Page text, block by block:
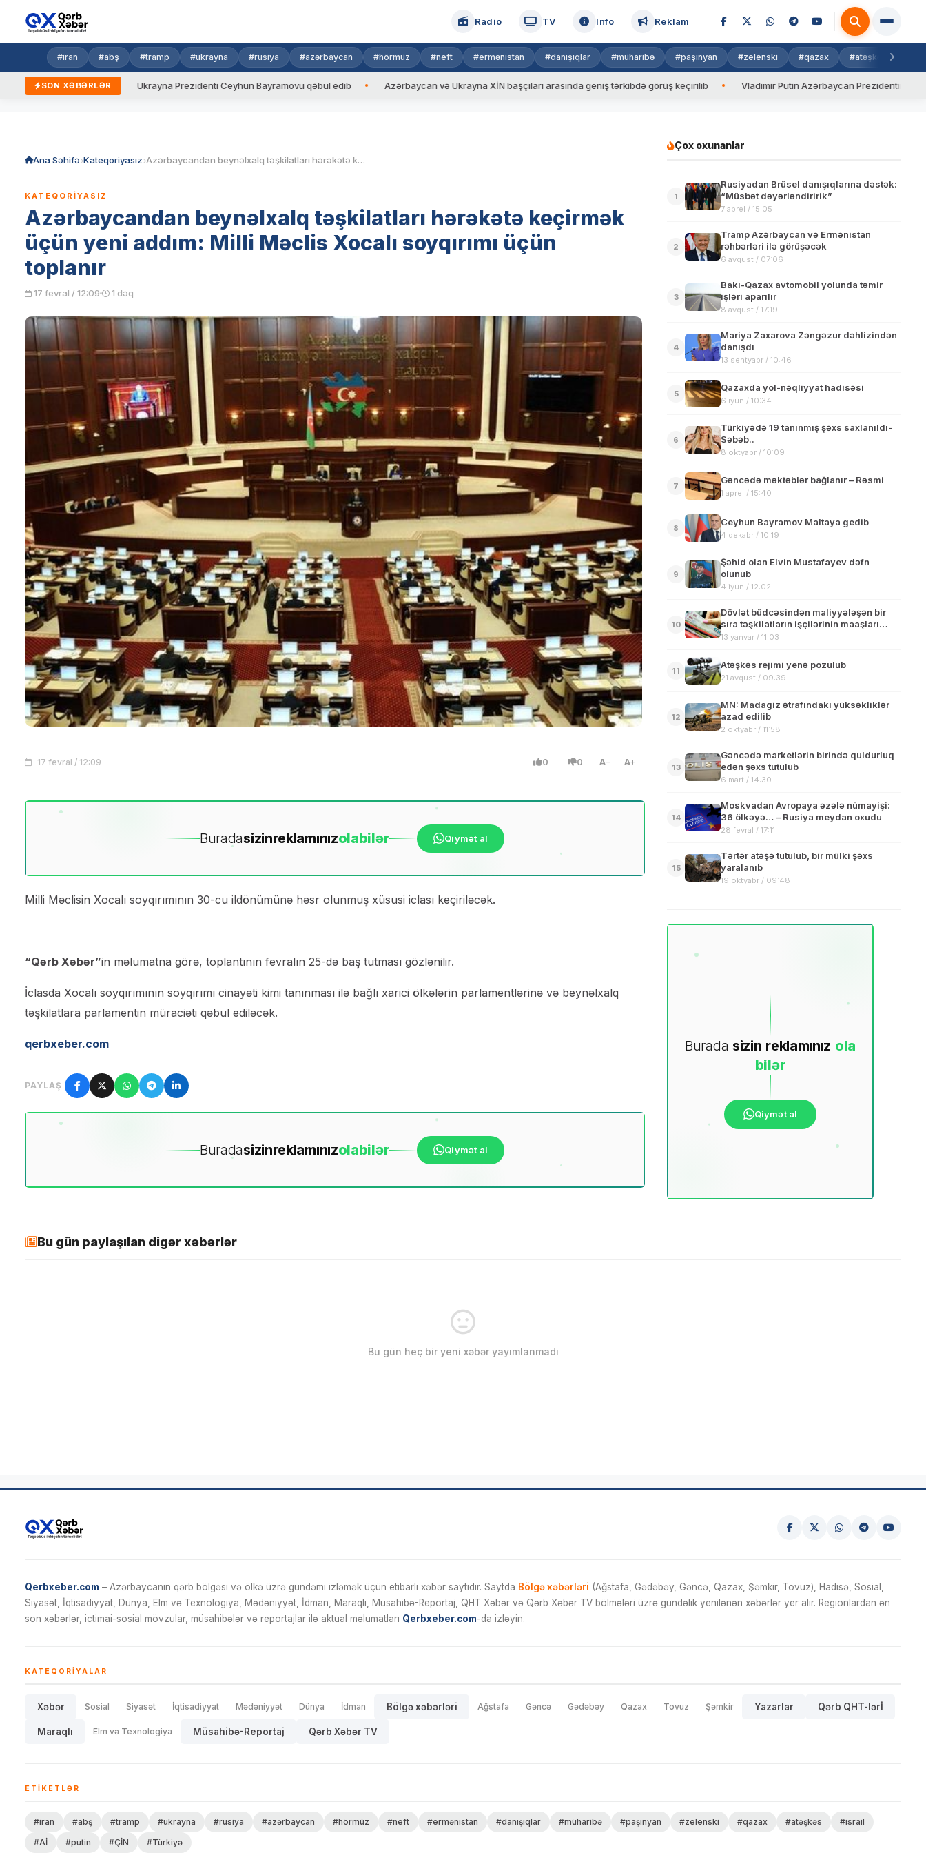
Radio TV Info Reklam
#iran #abş #tramp #ukrayna #rusiya #azərbaycan #hörmüz #neft #ermənistan #danışıqlar #müharibə #paşinyan #zelenski #qazax #atəşkəs
SON XƏBƏRLƏR
yeni qaydalar Ukrayna Prezidenti Ceyhun Bayramovu qəbul edib Azərbaycan və Ukrayna XİN başçıları arasında geniş tərkibdə görüş keçirilib Vladimir Putin Azərbaycan Prezidentinə zəng edib
Ana Səhifə Kateqoriyasız Azərbaycandan beynəlxalq təşkilatları hərəkətə keçirmək üçün yeni addım: Milli Məclis Xocalı soyqırımı üçün toplanır
KATEQORIYASIZ
Azərbaycandan beynəlxalq təşkilatları hərəkətə keçirmək
üçün yeni addım: Milli Məclis Xocalı soyqırımı üçün
toplanır
17 fevral / 12:09 1 dəq
17 fevral / 12:09 0 0 A A
Buradasizinreklamınızolabilər Qiymət al
Milli Məclisin Xocalı soyqırımının 30-cu ildönümünə həsr olunmuş xüsusi iclası keçiriləcək.
“Qərb Xəbər”in məlumatna görə, toplantının fevralın 25-də baş tutması gözlənilir.
İclasda Xocalı soyqırımının soyqırımı cinayəti kimi tanınması ilə bağlı xarici ölkələrin parlamentlərinə və beynəlxalq
təşkilatlara parlamentin müraciəti qəbul ediləcək.
qerbxeber.com
PAYLAŞ
Buradasizinreklamınızolabilər Qiymət al
Çox oxunanlar
1
Rusiyadan Brüsel danışıqlarına dəstək:
“Müsbət dəyərləndiririk”
7 aprel / 15:05
2
Tramp Azərbaycan və Ermənistan
rəhbərləri ilə görüşəcək
6 avqust / 07:06
3
Bakı-Qazax avtomobil yolunda təmir
işləri aparılır
8 avqust / 17:19
4
Mariya Zaxarova Zəngəzur dəhlizindən
danışdı
13 sentyabr / 10:46
5
Qazaxda yol-nəqliyyat hadisəsi
6 iyun / 10:34
6
Türkiyədə 19 tanınmış şəxs saxlanıldı-
Səbəb..
8 oktyabr / 10:09
7
Gəncədə məktəblər bağlanır – Rəsmi
1 aprel / 15:40
8
Ceyhun Bayramov Maltaya gedib
4 dekabr / 10:19
9
Şəhid olan Elvin Mustafayev dəfn
olunub
4 iyun / 12:02
10
Dövlət büdcəsindən maliyyələşən bir
sıra təşkilatların işçilərinin maaşları
artırılıb – SİYAHI
13 yanvar / 11:03
11
Atəşkəs rejimi yenə pozulub
21 avqust / 09:39
12
MN: Madagiz ətrafındakı yüksəkliklər
azad edilib
2 oktyabr / 11:58
13
Gəncədə marketlərin birində quldurluq
edən şəxs tutulub
6 mart / 14:30
14
Moskvadan Avropaya əzələ nümayişi:
36 ölkəyə… – Rusiya meydan oxudu
28 fevral / 17:11
15
Tərtər atəşə tutulub, bir mülki şəxs
yaralanıb
19 oktyabr / 09:48
Burada sizin reklamınız ola
bilər
Qiymət al
Bu gün paylaşılan digər xəbərlər
Bu gün heç bir yeni xəbər yayımlanmadı
Qerbxeber.com – Azərbaycanın qərb bölgəsi və ölkə üzrə gündəmi izləmək üçün etibarlı xəbər saytıdır. Saytda Bölgə xəbərləri (Ağstafa, Gədəbəy, Gəncə, Qazax, Şəmkir, Tovuz), Hadisə, Sosial,
Siyasət, İqtisadiyyat, Dünya, Elm və Texnologiya, Mədəniyyət, İdman, Maraqlı, Müsahibə-Reportaj, QHT Xəbər və Qərb Xəbər TV bölmələri üzrə gündəlik yenilənən xəbərlər yer alır. Regionlardan ən
son xəbərlər, ictimai-sosial mövzular, müsahibələr və reportajlar ilə aktual məlumatları Qerbxeber.com-da izləyin.
KATEQORIYALAR
Xəbər Sosial Siyasət İqtisadiyyat Mədəniyyət Dünya İdman Bölgə xəbərləri Ağstafa Gəncə Gədəbəy Qazax Tovuz Şəmkir Yazarlar Qərb QHT-lərİ
Maraqlı Elm və Texnologiya Müsahibə-Reportaj Qərb Xəbər TV
ETIKETLƏR
#iran #abş #tramp #ukrayna #rusiya #azərbaycan #hörmüz #neft #ermənistan #danışıqlar #müharibə #paşinyan #zelenski #qazax #atəşkəs
#israil
#Aİ
#putin #ÇİN #Türkiyə